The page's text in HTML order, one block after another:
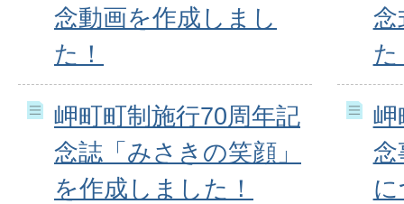
念動画を作成しまし
た！
念
た
岬町町制施行70周年記
念誌「みさきの笑顔」
を作成しました！
岬
念